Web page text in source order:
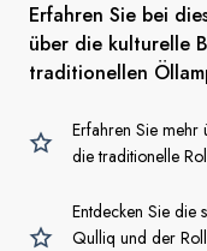
Erfahren Sie bei
über die kulturelle
traditionellen
Erfahren Sie mehr
die traditionelle
Entdecken Sie die
Qulliq und der